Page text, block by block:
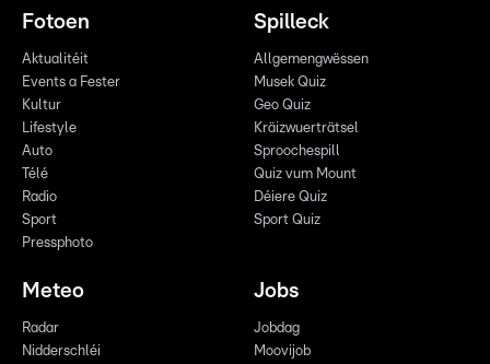
Fotoen
Aktualitéit
Events a Fester
Kultur
Lifestyle
Auto
Télé
Radio
Sport
Pressphoto
Spilleck
Allgemengwëssen
Musek Quiz
Geo Quiz
Kräizwuerträtsel
Sproochespill
Quiz vum Mount
Déiere Quiz
Sport Quiz
Meteo
Radar
Nidderschléi
Jobs
Jobdag
Moovijob